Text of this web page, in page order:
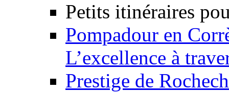
Petits itinéraires
Pompadour en
L’excellence à
Prestige de